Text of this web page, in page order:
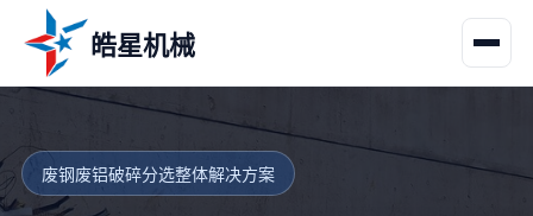
皓星机械
废钢废铝破碎分选整体解决方案